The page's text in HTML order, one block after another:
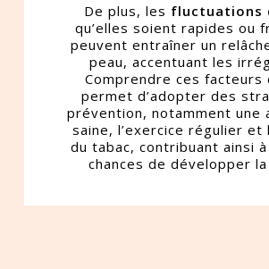
De plus, les fluctuations
qu’elles soient rapides ou
peuvent entraîner un
peau, accentuant les
Comprendre ces facteurs
permet d’adopter des
prévention, notamment une
saine, l’exercice régulier et
du tabac, contribuant ainsi
chances de développer